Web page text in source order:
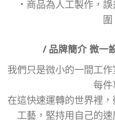
・商品為人工製作，
圍
/ 品牌簡介 微一
我們只是微小的一間工
每件
在這快速運轉的世界裡
工藝，堅持用自己的